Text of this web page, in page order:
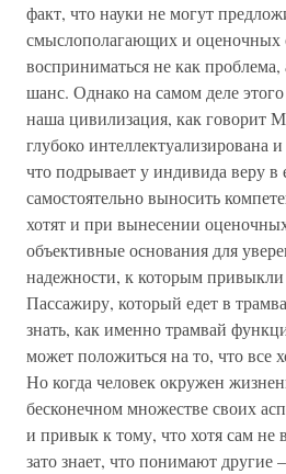
факт, что науки не могут
смыслополагающих и оценочных
восприниматься не как
шанс. Однако на самом деле
наша цивилизация, как говорит
глубоко интеллектуализирована
что подрывает у индивида веру в
самостоятельно выносить
хотят и при вынесении
объективные основания для
надежности, к которым
Пассажиру, который едет в
знать, как именно трамвай
может положиться на то, что все
Но когда человек окружен
бесконечном множестве своих
и привык к тому, что хотя сам не
зато знает, что понимают другие